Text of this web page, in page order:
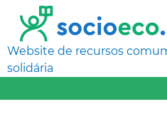
Website de recursos
solidária